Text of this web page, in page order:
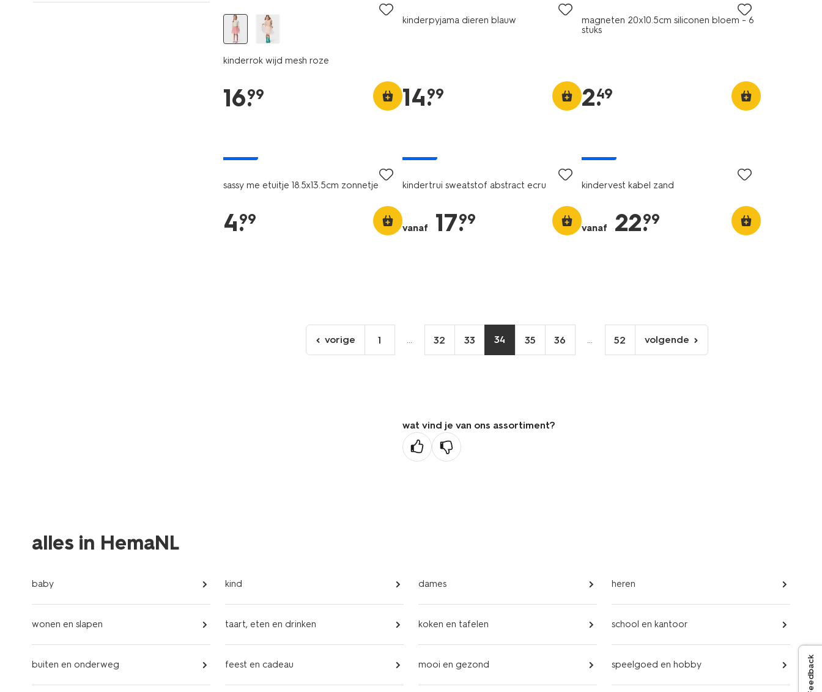
kinderrok wijd mesh roze
16.
99
kinderpyjama dieren blauw
14.
99
magneten 20x10.5cm siliconen bloem - 6
stuks
2.
49
sassy me etuitje 18.5x13.5cm zonnetje
4.
99
kindertrui sweatstof abstract ecru
vanaf 17.
99
kindervest kabel zand
vanaf 22.
99
ga
naar
vorige 1 ... 32 33 34 35 36 ... 52
volgende
pagina
volgende
wat vind je van ons assortiment?
Feedback
alles in HemaNL
baby kind dames heren
wonen en slapen taart, eten en drinken koken en tafelen school en kantoor
buiten en onderweg feest en cadeau mooi en gezond speelgoed en hobby